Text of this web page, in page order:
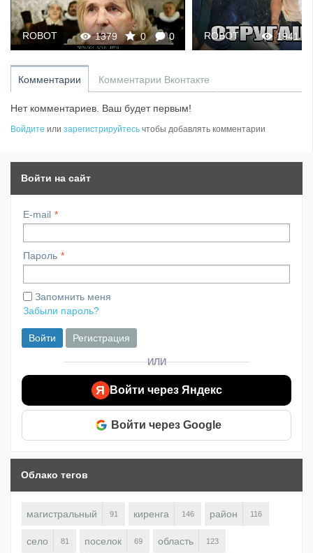
1379 0 0
ROBOT 1941
ROBOT
Комментарии Комментарии Вконтакте
Нет комментариев. Ваш будет первым!
Войдите или зарегистрируйтесь чтобы добавлять комментарии
Войти на сайт
E-mail
Пароль
Запомнить меня
Забыли пароль?
Войти Регистрация
ИЛИ
Я Войти через Яндекс
Войти через Google
Облако тегов
магистральный 91 киренга 146 район 116
село 81 поселок 69 область 123